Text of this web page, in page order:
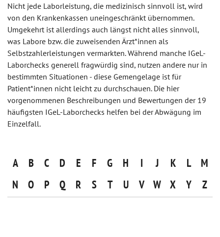
Nicht jede Laborleistung, die medizinisch sinnvoll ist, wird
von den Krankenkassen uneingeschränkt übernommen.
Umgekehrt ist allerdings auch längst nicht alles sinnvoll,
was Labore bzw. die zuweisenden Ärzt*innen als
Selbstzahlerleistungen vermarkten. Während manche IGeL-
Laborchecks generell fragwürdig sind, nutzen andere nur in
bestimmten Situationen - diese Gemengelage ist für
Patient*innen nicht leicht zu durchschauen. Die hier
vorgenommenen Beschreibungen und Bewertungen der 19
häufigsten IGeL-Laborchecks helfen bei der Abwägung im
Einzelfall.
A B C D E F G H I J K L
M
N
O P Q R S T U V W X Y Z